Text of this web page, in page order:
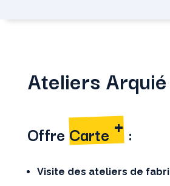
Ateliers Arquié
OffreCarte+:
Visite des ateliers de